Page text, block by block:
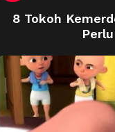
8 Tokoh